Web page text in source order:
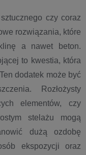
czy coraz
rozwiązania, które
a nawet beton.
to kwestia, która
dodatek może być
Rozłożysty
elementów, czy
stelażu mogą
dużą ozdobę
ekspozycji oraz